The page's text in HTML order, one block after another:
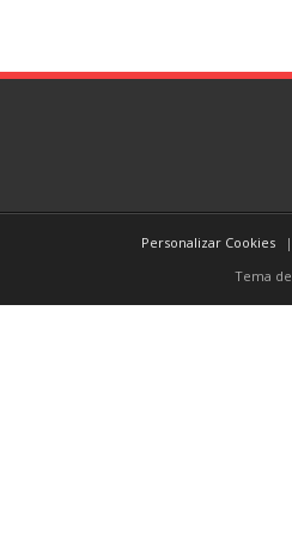
Personalizar Cookies
Tema de